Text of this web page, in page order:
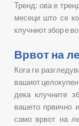
Тренд: ова е
месеци што се
клучниот збор е
Врвот на
Кога ги
вашиот
дека клучните
вашето првично
само врвот на